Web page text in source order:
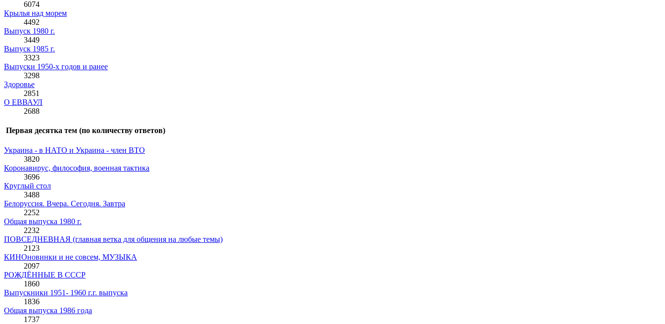
6074
Крылья над морем
4492
Выпуск 1980 г.
3449
Выпуск 1985 г.
3323
Выпуски 1950-х годов и ранее
3298
Здоровье
2851
О ЕВВАУЛ
2688
Первая десятка тем (по количеству ответов)
Украина - в НАТО и Украина - член ВТО
3820
Коронавирус, философия, военная тактика
3696
Круглый стол
3488
Белоруссия. Вчера. Сегодня. Завтра
2252
Общая выпуска 1980 г.
2232
ПОВСЕДНЕВНАЯ (главная ветка для общения на любые темы)
2123
КИНОновинки и не совсем, МУЗЫКА
2097
РОЖДЁННЫЕ В СССР
1860
Выпускники 1951- 1960 г.г. выпуска
1836
Общая выпуска 1986 года
1737